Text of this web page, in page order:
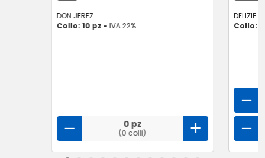
DON JEREZ
Collo: 10 pz - IVA 22%
0 pz
(0 colli)
DELIZIE
Collo: